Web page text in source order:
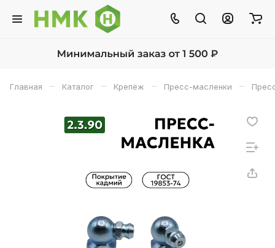
Главная – Каталог – Крепёж – Пресс-масленки –